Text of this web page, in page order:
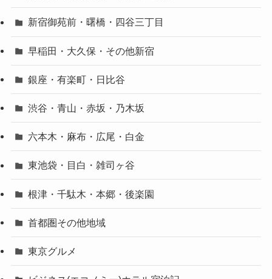
新宿御苑前・曙橋・四谷三丁目
早稲田・大久保・その他新宿
銀座・有楽町・日比谷
渋谷・青山・赤坂・乃木坂
六本木・麻布・広尾・白金
東池袋・目白・雑司ヶ谷
根津・千駄木・本郷・後楽園
首都圏その他地域
東京グルメ